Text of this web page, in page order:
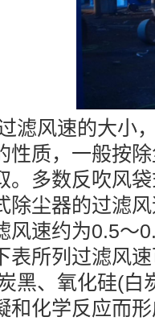
滤风速的大小
性质，一般按
。多数反吹风
除尘器的过滤
风速约为0.5～
表所列过滤风
黑、氧化硅(白
和化学反应而